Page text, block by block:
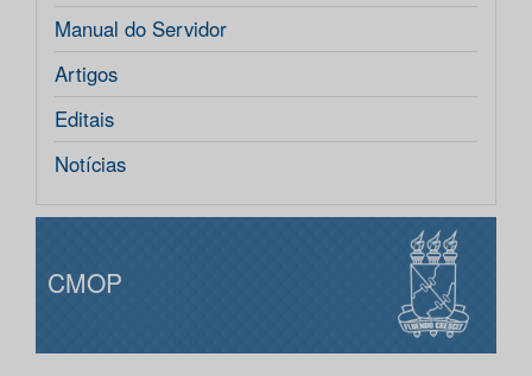
Manual do Servidor
Artigos
Editais
Notícias
CMOP